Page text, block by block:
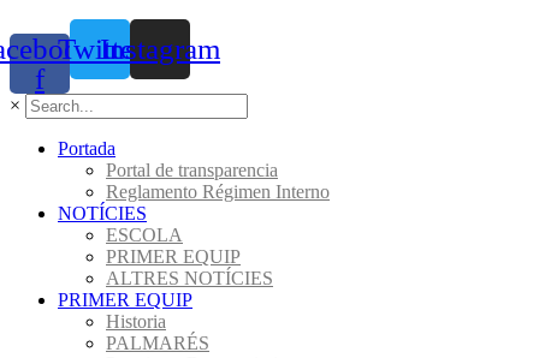
f
TwitterInstagram
×
Portada
Portal de transparencia
Reglamento Régimen Interno
NOTÍCIES
ESCOLA
PRIMER EQUIP
ALTRES NOTÍCIES
PRIMER EQUIP
Historia
PALMARÉS